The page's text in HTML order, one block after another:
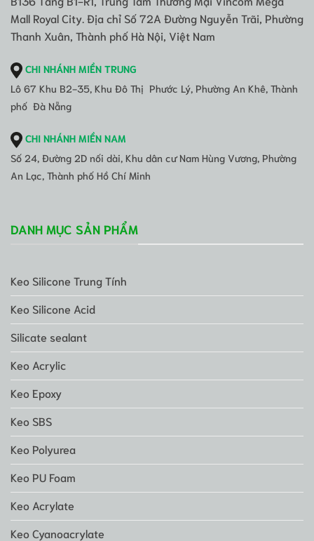
Mall Royal City. Địa chỉ Số 72A Đường Nguyễn Trãi, Phường
Thanh Xuân, Thành phố Hà Nội, Việt Nam
CHI NHÁNH MIỀN TRUNG
Lô 67 Khu B2-35, Khu Đô Thị Phước Lý, Phường An Khê, Thành
phố Đà Nẵng
CHI NHÁNH MIỀN NAM
Số 24, Đường 2D nối dài, Khu dân cư Nam Hùng Vương, Phường
An Lạc, Thành phố Hồ Chí Minh
DANH MỤC SẢN PHẨM
Keo Silicone Trung Tính
Keo Silicone Acid
Silicate sealant
Keo Acrylic
Keo Epoxy
Keo SBS
Keo Polyurea
Keo PU Foam
Keo Acrylate
Keo Cyanoacrylate